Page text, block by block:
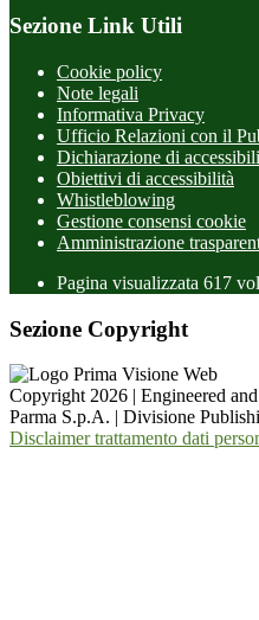
Sezione Link Utili
Cookie policy
Note legali
Informativa Privacy
Ufficio Relazioni con il
Dichiarazione di
Obiettivi di accessibilità
Whistleblowing
Gestione consensi cookie
Amministrazione
Pagina visualizzata 617
Sezione Copyright
Copyright 2026 | Engineered
Parma S.p.A. | Divisione
Disclaimer trattamento dati